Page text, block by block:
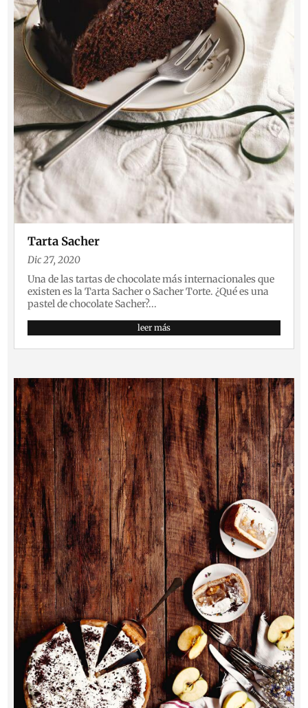
Tarta Sacher
Dic 27, 2020
Una de las tartas de chocolate más internacionales que
existen es la Tarta Sacher o Sacher Torte. ¿Qué es una
pastel de chocolate Sacher?...
leer más